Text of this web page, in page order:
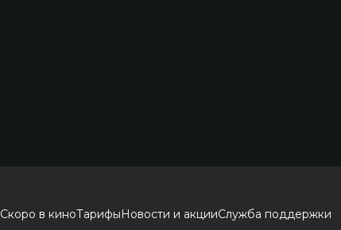
Скоро в киноТарифыНовости и акцииСлужба поддержки